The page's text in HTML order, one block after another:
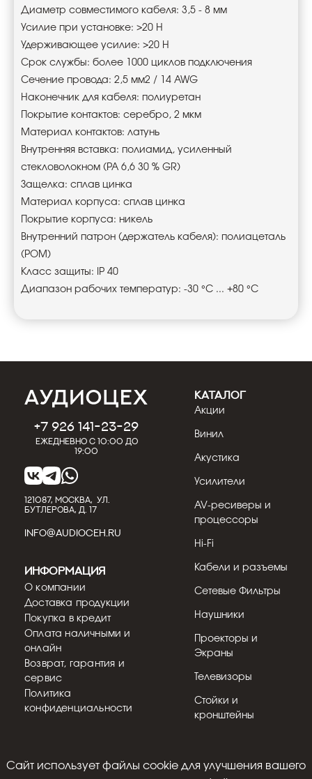
Диаметр совместимого кабеля: 3,5 - 8 мм
Усилие при установке: >20 Н
Удерживающее усилие: >20 Н
Срок службы: более 1000 циклов подключения
Сечение провода: 2,5 мм2 / 14 AWG
Наконечник для кабеля: полиуретан
Покрытие контактов: серебро, 2 мкм
Материал контактов: латунь
Внутренняя вставка: полиамид, усиленный
стекловолокном (PA 6,6 30 % GR)
Защелка: сплав цинка
Материал корпуса: сплав цинка
Покрытие корпуса: никель
Внутренний патрон (держатель кабеля): полиацеталь
(POM)
Класс защиты: IP 40
Диапазон рабочих температур: -30 °C ... +80 °C
+7 926 141-23-29
Ежедневно с 10:00 до
19:00
121087, МОСКВА, УЛ.
БУТЛЕРОВА, Д. 17
INFO@AUDIOCEH.RU
КАТАЛОГ
Акции
Винил
Акустика
Усилители
AV-ресиверы и
процессоры
Hi-Fi
Кабели и разъемы
Сетевые Фильтры
Наушники
Проекторы и
Экраны
Телевизоры
Стойки и
кронштейны
Информация
О компании
Доставка продукции
Покупка в кредит
Оплата наличными и
онлайн
Возврат, гарантия и
сервис
Политика
конфиденциальности
Cайт использует файлы cookie для улучшения вашего